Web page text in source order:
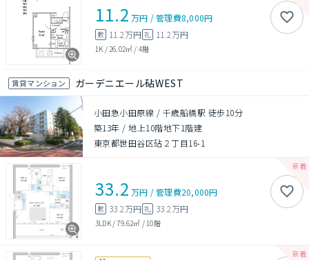
11.2 万円 /管理費8,000円
敷 11.2万円 礼 11.2万円
1K / 26.02㎡ / 4階
賃貸マンション ガーデニエール砧WEST
小田急小田原線 / 千歳船橋駅 徒歩10分
築13年 /地上10階地下1階建
東京都世田谷区砧２丁目16-1
33.2 万円 /管理費20,000円
敷 33.2万円 礼 33.2万円
3LDK/79.62㎡ / 10階